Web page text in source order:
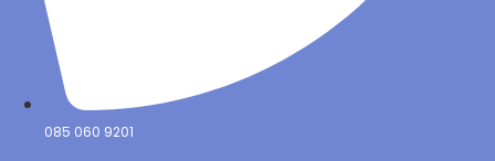
085 060 9201